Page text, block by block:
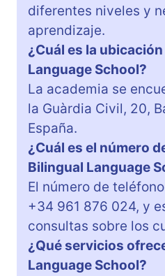
diferentes niveles y
aprendizaje.
¿Cuál es la
Language School?
La academia se
la Guàrdia Civil, 20,
España.
¿Cuál es el número
Bilingual Language
El número de
+34 961 876 024, y
consultas sobre los
¿Qué servicios
Language School?